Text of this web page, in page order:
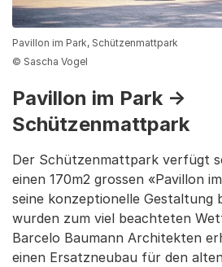
Pavillon im Park, Schützenmattpark
© Sascha Vogel
Pavillon im Park →
Schützenmattpark
Der Schützenmattpark verfügt
einen 170m2 grossen «Pavillon
seine konzeptionelle Gestaltung
wurden zum viel beachteten
Barcelo Baumann Architekten
einen Ersatzneubau für den